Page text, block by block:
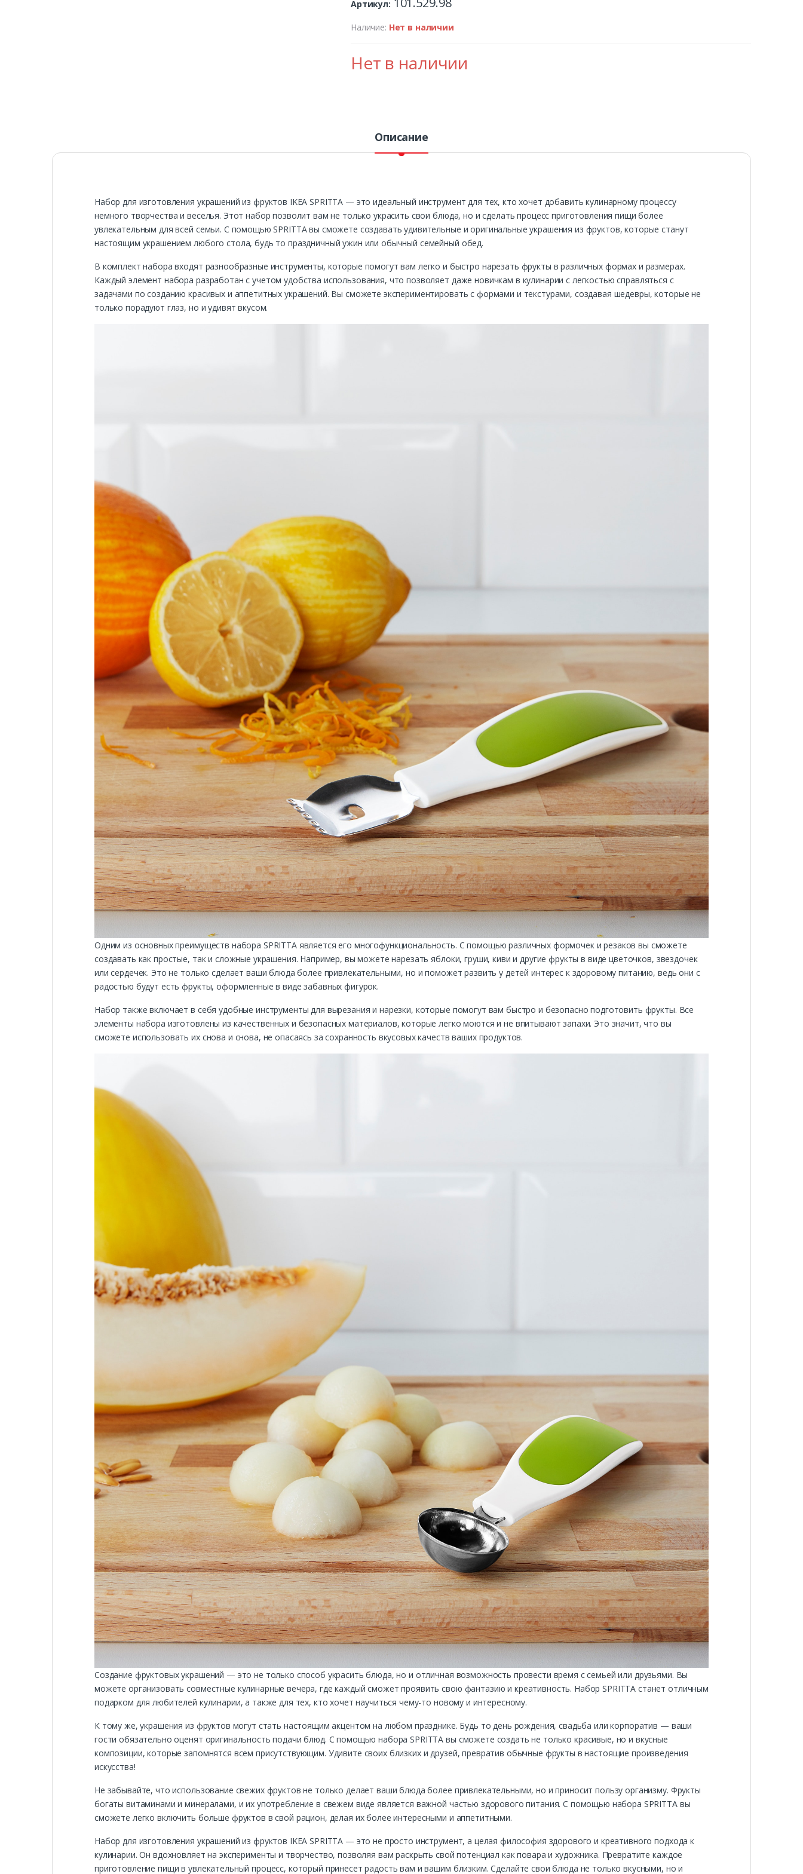
Артикул:
Наличие: Нет в наличии
Нет в наличии
Описание
Набор для изготовления украшений из фруктов IKEA SPRITTA — это идеальный инструмент для тех, кто хочет добавить кулинарному процессу
немного творчества и веселья. Этот набор позволит вам не только украсить свои блюда, но и сделать процесс приготовления пищи более
увлекательным для всей семьи. С помощью SPRITTA вы сможете создавать удивительные и оригинальные украшения из фруктов, которые станут
настоящим украшением любого стола, будь то праздничный ужин или обычный семейный обед.
В комплект набора входят разнообразные инструменты, которые помогут вам легко и быстро нарезать фрукты в различных формах и размерах.
Каждый элемент набора разработан с учетом удобства использования, что позволяет даже новичкам в кулинарии с легкостью справляться с
задачами по созданию красивых и аппетитных украшений. Вы сможете экспериментировать с формами и текстурами, создавая шедевры, которые не
только порадуют глаз, но и удивят вкусом.
Одним из основных преимуществ набора SPRITTA является его многофункциональность. С помощью различных формочек и резаков вы сможете
создавать как простые, так и сложные украшения. Например, вы можете нарезать яблоки, груши, киви и другие фрукты в виде цветочков, звездочек
или сердечек. Это не только сделает ваши блюда более привлекательными, но и поможет развить у детей интерес к здоровому питанию, ведь они с
радостью будут есть фрукты, оформленные в виде забавных фигурок.
Набор также включает в себя удобные инструменты для вырезания и нарезки, которые помогут вам быстро и безопасно подготовить фрукты. Все
элементы набора изготовлены из качественных и безопасных материалов, которые легко моются и не впитывают запахи. Это значит, что вы
сможете использовать их снова и снова, не опасаясь за сохранность вкусовых качеств ваших продуктов.
Создание фруктовых украшений — это не только способ украсить блюда, но и отличная возможность провести время с семьей или друзьями. Вы
можете организовать совместные кулинарные вечера, где каждый сможет проявить свою фантазию и креативность. Набор SPRITTA станет отличным
подарком для любителей кулинарии, а также для тех, кто хочет научиться чему-то новому и интересному.
К тому же, украшения из фруктов могут стать настоящим акцентом на любом празднике. Будь то день рождения, свадьба или корпоратив — ваши
гости обязательно оценят оригинальность подачи блюд. С помощью набора SPRITTA вы сможете создать не только красивые, но и вкусные
композиции, которые запомнятся всем присутствующим. Удивите своих близких и друзей, превратив обычные фрукты в настоящие произведения
искусства!
Не забывайте, что использование свежих фруктов не только делает ваши блюда более привлекательными, но и приносит пользу организму. Фрукты
богаты витаминами и минералами, и их употребление в свежем виде является важной частью здорового питания. С помощью набора SPRITTA вы
сможете легко включить больше фруктов в свой рацион, делая их более интересными и аппетитными.
Набор для изготовления украшений из фруктов IKEA SPRITTA — это не просто инструмент, а целая философия здорового и креативного подхода к
кулинарии. Он вдохновляет на эксперименты и творчество, позволяя вам раскрыть свой потенциал как повара и художника. Превратите каждое
приготовление пищи в увлекательный процесс, который принесет радость вам и вашим близким. Сделайте свои блюда не только вкусными, но и